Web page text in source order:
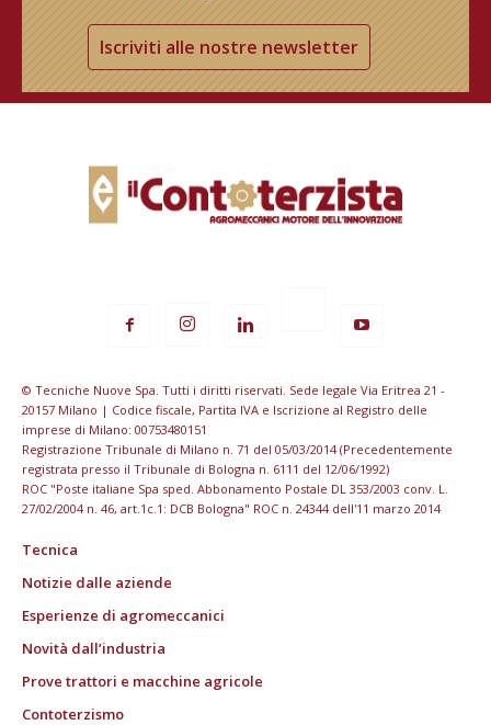
Iscriviti alle nostre newsletter
© Tecniche Nuove Spa. Tutti i diritti riservati. Sede legale Via Eritrea 21 -
20157 Milano | Codice fiscale, Partita IVA e Iscrizione al Registro delle
imprese di Milano: 00753480151
Registrazione Tribunale di Milano n. 71 del 05/03/2014 (Precedentemente
registrata presso il Tribunale di Bologna n. 6111 del 12/06/1992)
ROC "Poste italiane Spa sped. Abbonamento Postale DL 353/2003 conv. L.
27/02/2004 n. 46, art.1c.1: DCB Bologna" ROC n. 24344 dell'11 marzo 2014
Tecnica
Notizie dalle aziende
Esperienze di agromeccanici
Novità dall’industria
Prove trattori e macchine agricole
Contoterzismo